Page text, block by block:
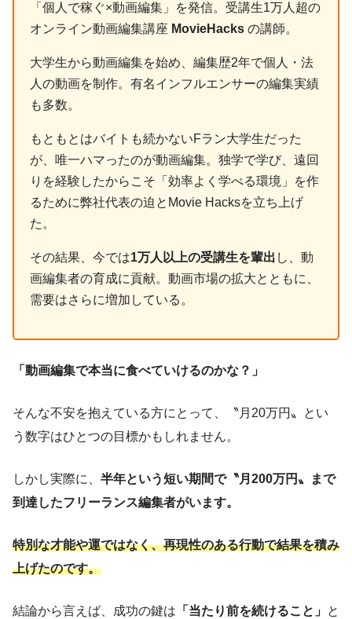
「個人で稼ぐ×動画編集」を発信。受講生1万人超の
オンライン動画編集講座 MovieHacks の講師。
大学生から動画編集を始め、編集歴2年で個人・法
人の動画を制作。有名インフルエンサーの編集実績
も多数。
もともとはバイトも続かないFラン大学生だった
が、唯一ハマったのが動画編集。独学で学び、遠回
りを経験したからこそ「効率よく学べる環境」を作
るために弊社代表の迫とMovie Hacksを立ち上げ
た。
その結果、今では1万人以上の受講生を輩出 し、動
画編集者の育成に貢献。動画市場の拡大とともに、
需要はさらに増加している。
「動画編集で本当に食べていけるのかな？」
そんな不安を抱えている方にとって、〝月20万円〟とい
う数字はひとつの目標かもしれません。
しかし実際に、 半年という短い期間で〝月200万円〟まで
到達したフリーランス編集者がいます。
特別な才能や運ではなく、再現性のある行動で結果を積み
上げたのです。
結論から言えば、成功の鍵は 「当たり前を続けること」 と